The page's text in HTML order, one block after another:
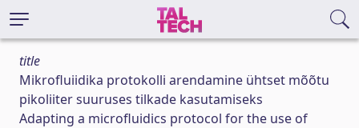
title
Mikrofluiidika protokolli arendamine ühtset mõõtu
pikoliiter suuruses tilkade kasutamiseks
Adapting a microfluidics protocol for the use of